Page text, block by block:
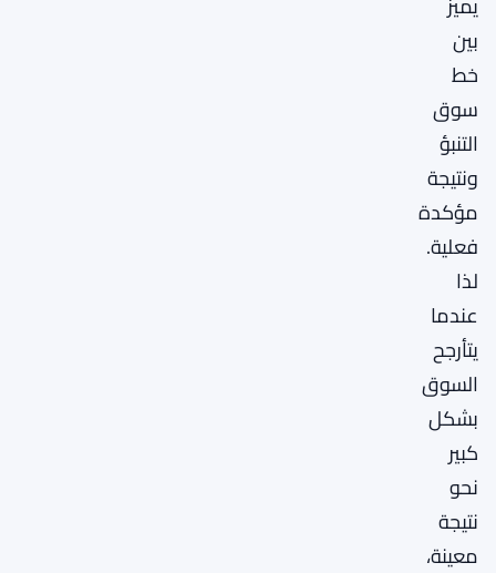
بين
خط
سوق
التنبؤ
ونتيجة
مؤكدة
فعلية.
لذا
عندما
يتأرجح
السوق
بشكل
كبير
نحو
نتيجة
معينة،